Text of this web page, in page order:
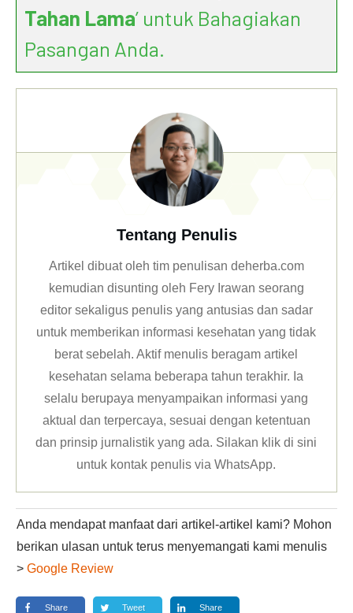
Tahan Lama’ untuk Bahagiakan
Pasangan Anda.
Tentang Penulis
Artikel dibuat oleh tim penulisan deherba.com
kemudian disunting oleh Fery Irawan seorang
editor sekaligus penulis yang antusias dan sadar
untuk memberikan informasi kesehatan yang tidak
berat sebelah. Aktif menulis beragam artikel
kesehatan selama beberapa tahun terakhir. Ia
selalu berupaya menyampaikan informasi yang
aktual dan terpercaya, sesuai dengan ketentuan
dan prinsip jurnalistik yang ada. Silakan klikdi sini
untuk kontak penulis via WhatsApp.
Anda mendapat manfaat dari artikel-artikel kami? Mohon
berikan ulasan untuk terus menyemangati kami menulis
> Google Review
Share Tweet Share